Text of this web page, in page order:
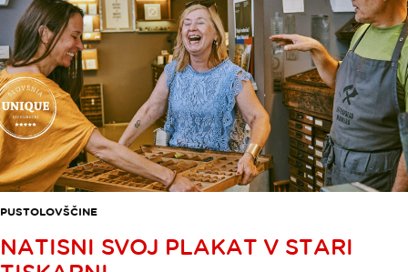
PUSTOLOVŠČINE
NATISNI SVOJ PLAKAT V STARI